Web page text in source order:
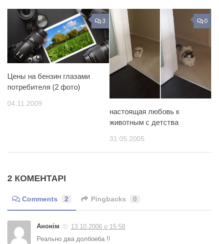
3
Цены на бензин глазами
потребителя (2 фото)
04.11.2009
0
настоящая любовь к
животным с детства
31.05.2005
2 КОМЕНТАРІ
Comments 2 Pingbacks 0
Анонім
13.10.2006 о 15:58
Реально два долбоеба !!